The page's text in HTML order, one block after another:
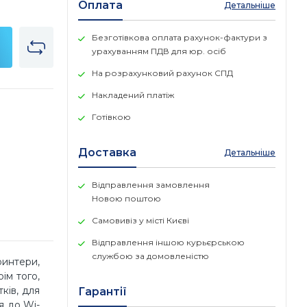
того,
для
Оплата Детальніше
Безготівкова оплата рахунок-фактури з
урахуванням ПДВ для юр. осіб
На розрахунковий рахунок СПД
Накладений платіж
Готівкою
Доставка Детальніше
Відправлення замовлення
Новою поштою
Самовивіз у місті Києві
Відправлення іншою курьєрською
службою за домовленістю
Гарантії